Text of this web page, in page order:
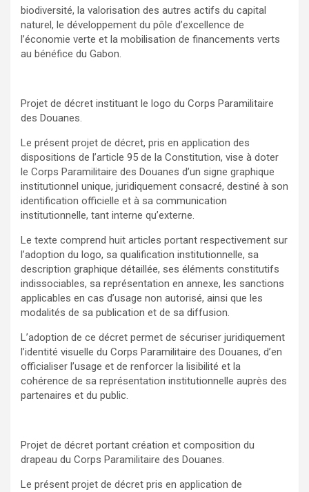
biodiversité, la valorisation des autres actifs du capital
naturel, le développement du pôle d’excellence de
l’économie verte et la mobilisation de financements verts
au bénéfice du Gabon.
Projet de décret instituant le logo du Corps Paramilitaire
des Douanes.
Le présent projet de décret, pris en application des
dispositions de l’article 95 de la Constitution, vise à doter
le Corps Paramilitaire des Douanes d’un signe graphique
institutionnel unique, juridiquement consacré, destiné à son
identification officielle et à sa communication
institutionnelle, tant interne qu’externe.
Le texte comprend huit articles portant respectivement sur
l’adoption du logo, sa qualification institutionnelle, sa
description graphique détaillée, ses éléments constitutifs
indissociables, sa représentation en annexe, les sanctions
applicables en cas d’usage non autorisé, ainsi que les
modalités de sa publication et de sa diffusion.
L’adoption de ce décret permet de sécuriser juridiquement
l’identité visuelle du Corps Paramilitaire des Douanes, d’en
officialiser l’usage et de renforcer la lisibilité et la
cohérence de sa représentation institutionnelle auprès des
partenaires et du public.
Projet de décret portant création et composition du
drapeau du Corps Paramilitaire des Douanes.
Le présent projet de décret pris en application de